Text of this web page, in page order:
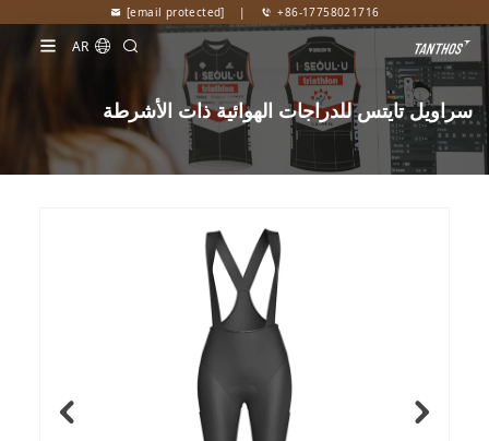
[email protected] | +86-17758021716
AR
سراويل تايتس للدراجات الهوائية ذات الأشرطة